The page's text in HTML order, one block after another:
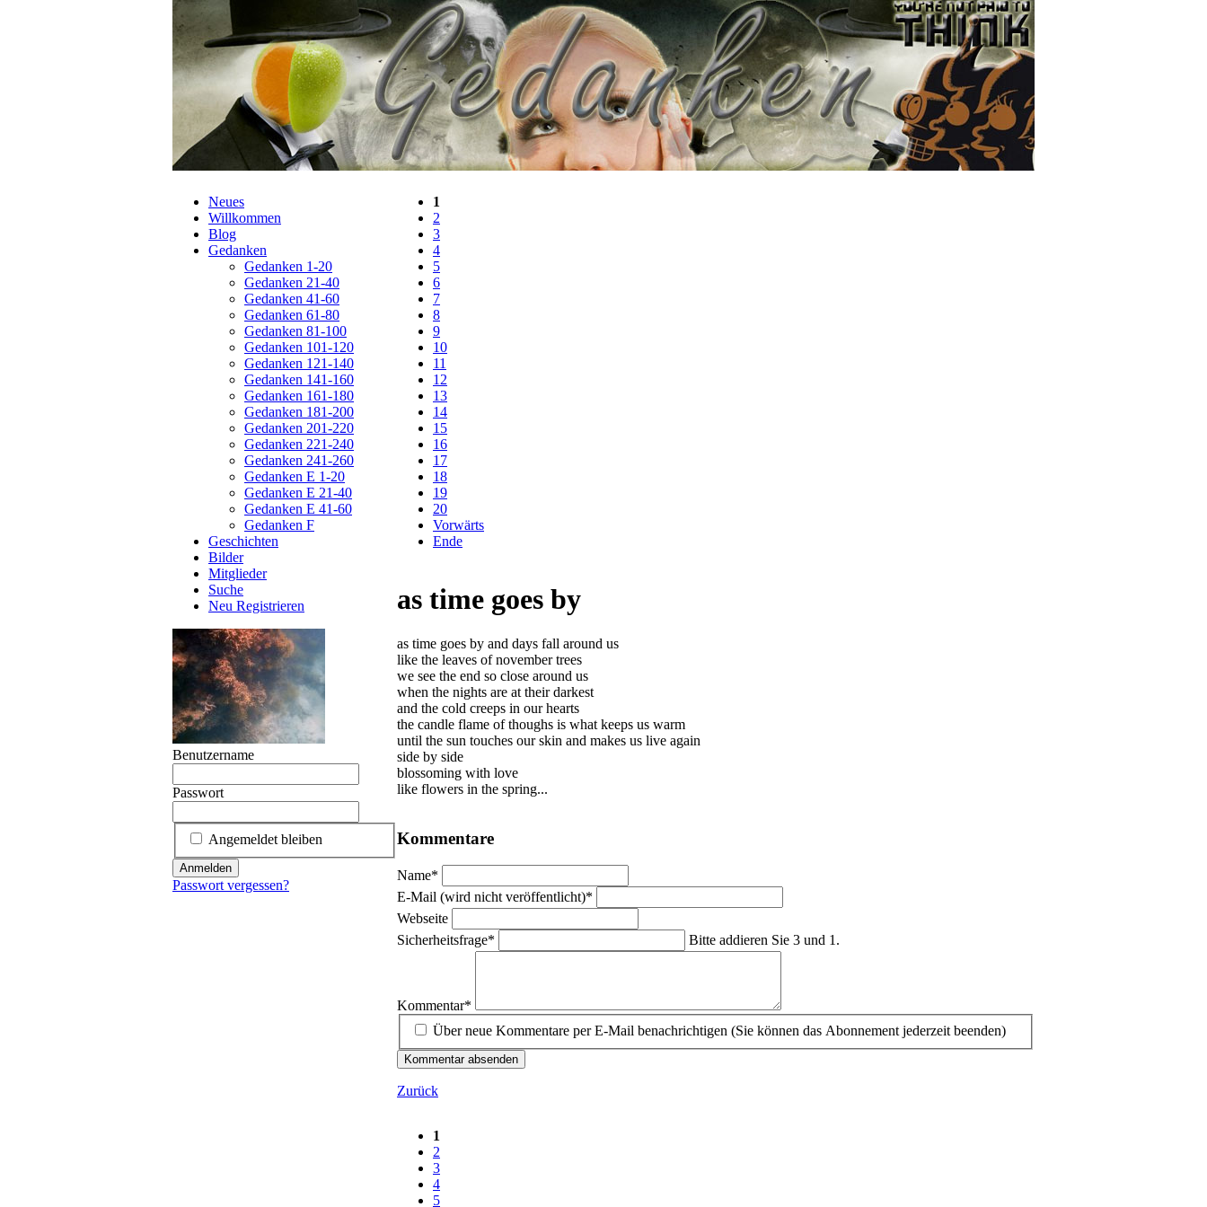
1
2
3
4
5
6
7
8
9
10
11
12
13
14
15
16
17
18
19
20
Vorwärts
Ende
as time goes by
as time goes by and days fall around us
like the leaves of november trees
we see the end so close around us
when the nights are at their darkest
and the cold creeps in our hearts
the candle flame of thoughs is what keeps us warm
until the sun touches our skin and makes us live again
side by side
blossoming with love
like flowers in the spring...
Kommentare
Pflichtfeld
Name*
Pflichtfeld
E-Mail (wird nicht veröffentlicht)*
Webseite
Pflichtfeld
Sicherheitsfrage*
Bitte addieren Sie 3 und 1.
Kommentar*
Über neue Kommentare per E-Mail benachrichtigen (Sie können das Abonnement jederzeit beenden)
Kommentar absenden
Zurück
1
2
3
4
5
überspringen
Neues
Willkommen
Blog
Gedanken
Gedanken 1-20
Gedanken 21-40
Gedanken 41-60
Gedanken 61-80
Gedanken 81-100
Gedanken 101-120
Gedanken 121-140
Gedanken 141-160
Gedanken 161-180
Gedanken 181-200
Gedanken 201-220
Gedanken 221-240
Gedanken 241-260
Gedanken E 1-20
Gedanken E 21-40
Gedanken E 41-60
Gedanken F
Geschichten
Bilder
Mitglieder
Suche
Neu Registrieren
Benutzername
Passwort
Angemeldet bleiben
Anmelden
Passwort vergessen?